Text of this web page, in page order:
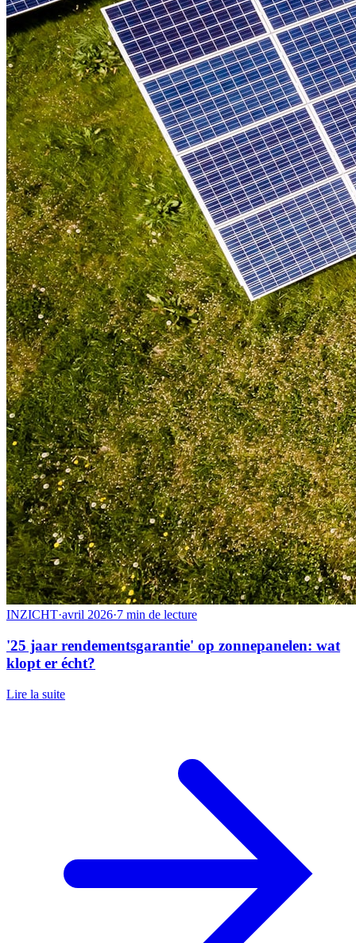
INZICHT·avril 2026·7 min de lecture
'25 jaar rendementsgarantie' op zonnepanelen: wat
klopt er écht?
Lire la suite